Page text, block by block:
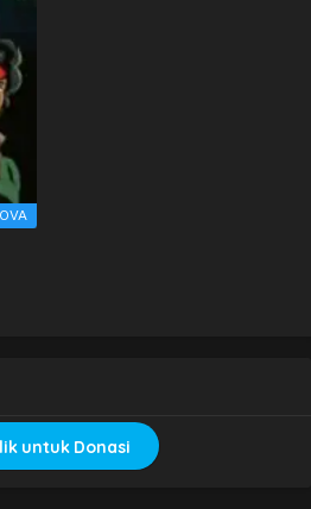
OVA
untuk Donasi